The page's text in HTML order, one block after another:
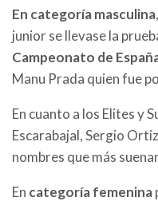
En categoría masculina
junior se llevase la
Campeonato de
Manu Prada quien fue
En cuanto a los Elites y
Escarabajal, Sergio
nombres que más
En categoría femenina